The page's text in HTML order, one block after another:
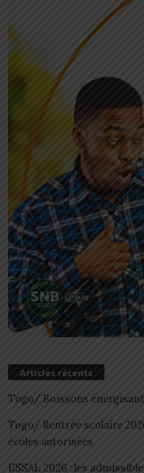
Articles récents
Togo/ Boissons
Togo/ Rentrée scolaire
écoles autorisées
ESSAL 2026 : les